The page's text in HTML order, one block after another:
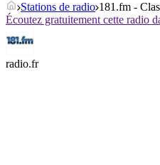
Stations de radio 181.fm -
Écoutez gratuitement cette radio
radio.fr